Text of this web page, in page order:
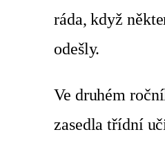
ráda, když
odešly.
Ve druhém
zasedla třídní